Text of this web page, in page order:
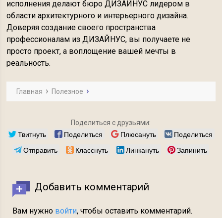
исполнения делают бюро ДИЗАЙНУС лидером в
области архитектурного и интерьерного дизайна.
Доверяя создание своего пространства
профессионалам из ДИЗАЙНУС, вы получаете не
просто проект, а воплощение вашей мечты в
реальность.
Главная Полезное
Поделиться с друзьями:
Твитнуть Поделиться Плюсануть
Поделиться
Отправить
Класснуть Линкануть Запинить
Добавить комментарий
Вам нужно войти, чтобы оставить комментарий.